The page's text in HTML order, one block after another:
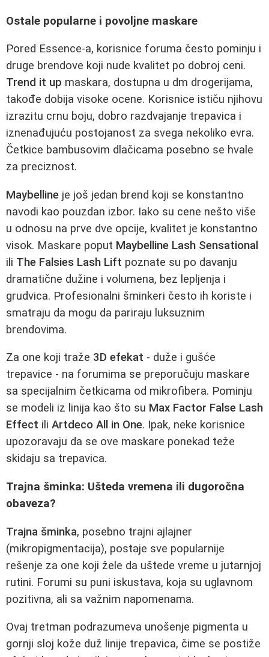
Ostale popularne i povoljne maskare
Pored Essence-a, korisnice foruma često pominju i
druge brendove koji nude kvalitet po dobroj ceni.
Trend it up maskara, dostupna u dm drogerijama,
takođe dobija visoke ocene. Korisnice ističu njihovu
izrazitu crnu boju, dobro razdvajanje trepavica i
iznenađujuću postojanost za svega nekoliko evra.
Četkice bambusovim dlačicama posebno se hvale
za preciznost.
Maybelline je još jedan brend koji se konstantno
navodi kao pouzdan izbor. Iako su cene nešto više
u odnosu na prve dve opcije, kvalitet je konstantno
visok. Maskare poput Maybelline Lash Sensational
ili The Falsies Lash Lift poznate su po davanju
dramatične dužine i volumena, bez lepljenja i
grudvica. Profesionalni šminkeri često ih koriste i
smatraju da mogu da pariraju luksuznim
brendovima.
Za one koji traže 3D efekat - duže i gušće
trepavice - na forumima se preporučuju maskare
sa specijalnim četkicama od mikrofibera. Pominju
se modeli iz linija kao što su Max Factor False Lash
Effect ili Artdeco All in One. Ipak, neke korisnice
upozoravaju da se ove maskare ponekad teže
skidaju sa trepavica.
Trajna šminka: Ušteda vremena ili dugoročna
obaveza?
Trajna šminka, posebno trajni ajlajner
(mikropigmentacija), postaje sve popularnije
rešenje za one koji žele da uštede vreme u jutarnjoj
rutini. Forumi su puni iskustava, koja su uglavnom
pozitivna, ali sa važnim napomenama.
Ovaj tretman podrazumeva unošenje pigmenta u
gornji sloj kože duž linije trepavica, čime se postiže